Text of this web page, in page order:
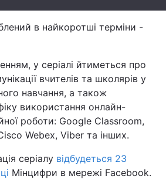
в найкоротші терміни -
у серіалі йтиметься про
вчителів та школярів у
навчання, а також
використання онлайн-
роботи: Google Classroom,
Webex, Viber та інших.
серіалу відбудеться 23
Мінцифри в мережі Facebook.